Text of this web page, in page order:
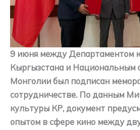
9 июня между Департаментом
Кыргызстана и Национальным
Монголии был подписан
сотрудничестве. По данным
культуры КР, документ
опытом в сфере кино между